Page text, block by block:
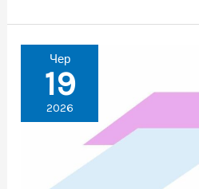
«Енергетичний
Союз»
проведе
онлайн-
нараду
за
участю
представників
Української
енергетичної
біржі.
Чер
19
2026